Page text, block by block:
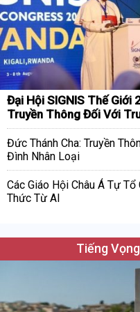
Đại Hội SIGNIS Thế Giới
Truyền Thông Đối Với
Đức Thánh Cha: Truyền
Đình Nhân Loại
Các Giáo Hội Châu Á Tự
Thức Từ AI
Tiếng